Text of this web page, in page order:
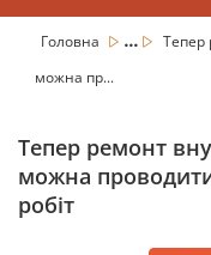
Головна ...
Тепер
можна пр...
Тепер ремонт
можна
робіт